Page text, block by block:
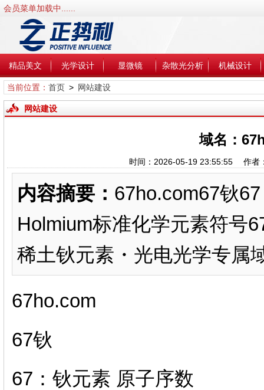
会员菜单加载中......
精品美文 光学设计 显微镜 杂散光分析 机械设计
当前位置： 首页> 网站建设
网站建设
域名：
时间：2026-05-19 23:55:55 作
内容摘要： 67ho.com67钬
Holmium标准化学元素符号
稀土钬元素・光电光学专属
67ho.com
67钬
67：钬元素 原子序数